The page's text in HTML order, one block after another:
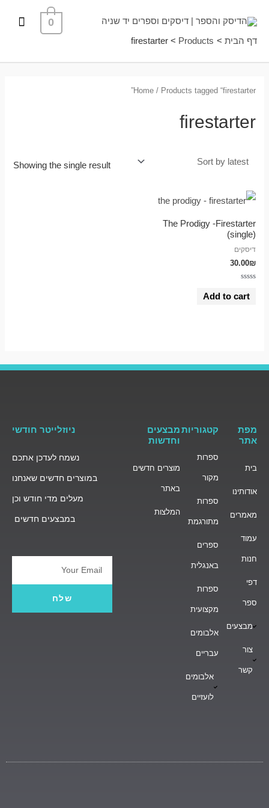
0
דף הבית Products
firestarter
Home/ Products tagged “firestarter”
firestarter
Showing the single result
The Prodigy -Firestarter
(single)
דיסקים
30.00₪
out
Add to cart
מפת
אתר
בית
אודותינו
מאמרים
עמוד
חנות
דפי
ספר
מבצעים
צור
קשר
קטגוריות
ספרות
מקור
ספרות
מתורגמת
ספרים
באנגלית
ספרות
מקצועית
אלבומים
עבריים
אלבומים
לועזיים
מבצעים
וחדשות
מוצרים חדשים
באתר
המלצות
ניוזלייטר חודשי
נשמח לעדכן אתכם
במוצרים חדשים שאנחנו
מעלים מדי חודש וכן
במבצעים חדשים
Email
שלח